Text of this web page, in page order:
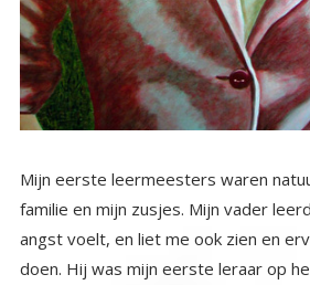
Mijn eerste leermeesters waren
familie en mijn zusjes. Mijn vader
angst voelt, en liet me ook zien en
doen. Hij was mijn eerste leraar op